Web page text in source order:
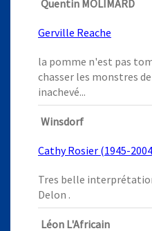
Quentin MOLIMARD
Gerville Reache
la pomme n'est pas
chasser les monstres
inachevé...
Winsdorf
Cathy Rosier (1945-
Tres belle
Delon .
Léon L'Africain